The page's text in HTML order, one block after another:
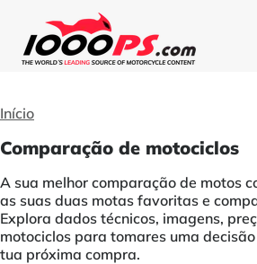
Início
Comparação de motociclos
A sua melhor comparação de motos
as suas duas motas favoritas e
Explora dados técnicos, imagens,
motociclos para tomares uma
tua próxima compra.